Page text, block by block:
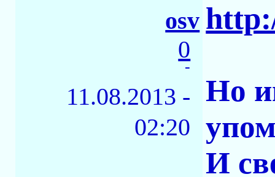
osv
0
-
11.08.2013 -
02:20
Но
И